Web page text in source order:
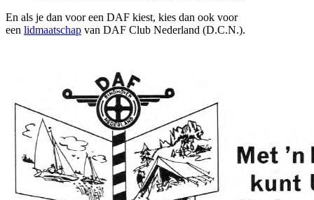
En als je dan voor een DAF kiest, kies dan ook voor
een lidmaatschap van DAF Club Nederland (D.C.N.).